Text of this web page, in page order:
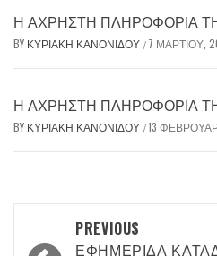
Η ΆΧΡΗΣΤΗ ΠΛΗΡΟΦΟΡΊΑ
BY ΚΥΡΙΑΚΉ ΚΑΝΟΝΊΔΟΥ / 7 ΜΑΡΤΊΟΥ,
Η ΆΧΡΗΣΤΗ ΠΛΗΡΟΦΟΡΊΑ
BY ΚΥΡΙΑΚΉ ΚΑΝΟΝΊΔΟΥ /13
PREVIOUS
ΕΦΗΜΕΡΊΔΑ